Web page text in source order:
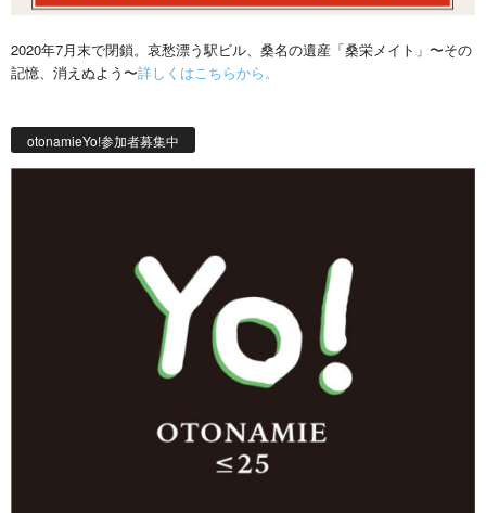
2020年7月末で閉鎖。哀愁漂う駅ビル、桑名の遺産「桑栄メイト」〜その
記憶、消えぬよう〜詳しくはこちらから。
otonamieYo!参加者募集中